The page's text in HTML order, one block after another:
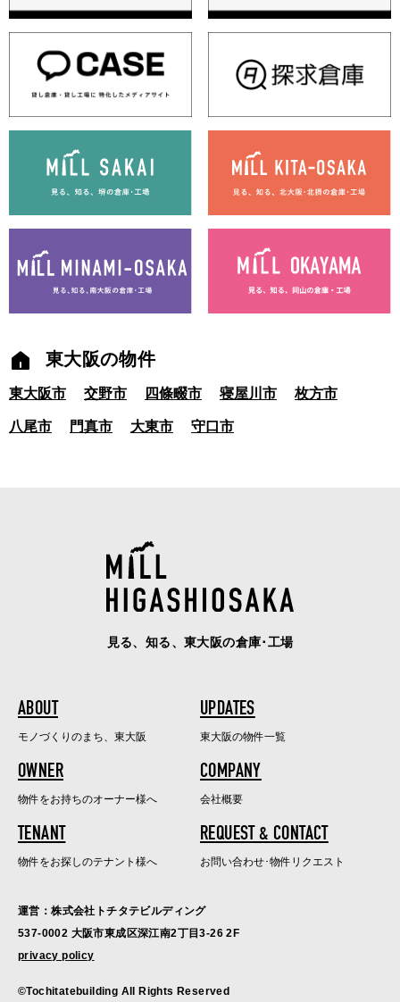
東大阪の物件
東大阪市 交野市 四條畷市 寝屋川市 枚方市
八尾市 門真市 大東市 守口市
見る、知る、東大阪の倉庫･工場
ABOUT
モノづくりのまち、東大阪
UPDATES
東大阪の物件一覧
OWNER
物件をお持ちのオーナー様へ
COMPANY
会社概要
TENANT
物件をお探しのテナント様へ
REQUEST & CONTACT
お問い合わせ･物件リクエスト
運営：株式会社トチタテビルディング
537-0002 大阪市東成区深江南2丁目3-26 2F
privacy policy
©Tochitatebuilding All Rights Reserved